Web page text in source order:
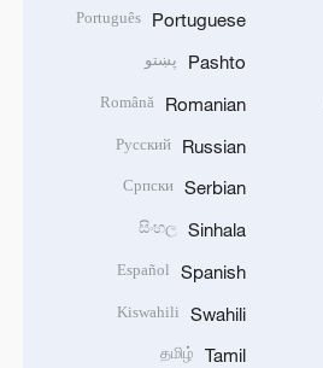
Portuguese
Português
Pashto پښتو
Romanian
Română
Russian
Русский
Serbian
Српски
Sinhala
සිංහල
Spanish
Español
Swahili
Kiswahili
Tamil
தமிழ்